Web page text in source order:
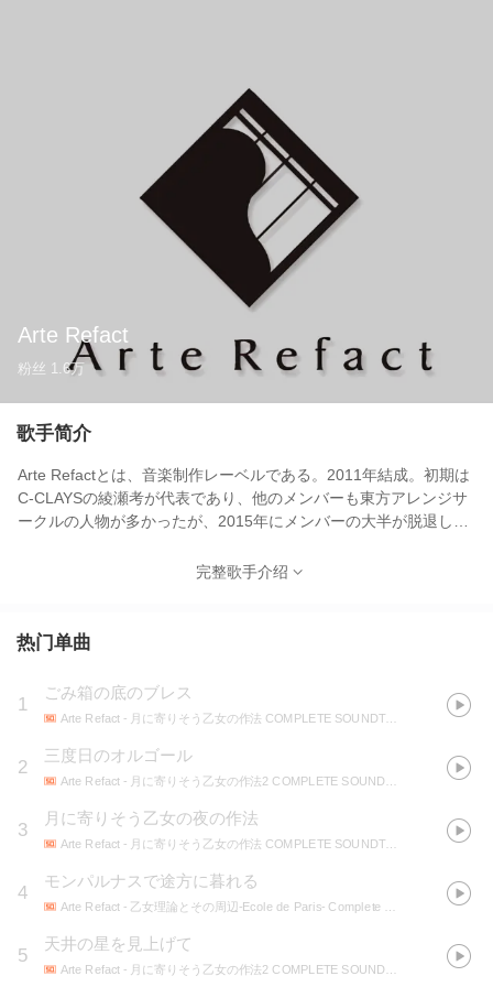
Arte Refact
粉丝 1.6万
歌手简介
Arte Refactとは、音楽制作レーベルである。2011年結成。初期は
C-CLAYSの綾瀬考が代表であり、他のメンバーも東方アレンジサ
ークルの人物が多かったが、2015年にメンバーの大半が脱退し、
薄くなっている。初期は東方アレンジを中心に活動していたが、
完整歌手介绍
热门单曲
1
ごみ箱の底のブレス
Arte Refact - 月に寄りそう乙女の作法 COMPLETE SOUNDTRACK
2
三度日のオルゴール
Arte Refact - 月に寄りそう乙女の作法2 COMPLETE SOUNDTRACK
3
月に寄りそう乙女の夜の作法
Arte Refact - 月に寄りそう乙女の作法 COMPLETE SOUNDTRACK
4
モンパルナスで途方に暮れる
Arte Refact - 乙女理論とその周辺-Ecole de Paris- Complete Soundtrack
5
天井の星を見上げて
Arte Refact - 月に寄りそう乙女の作法2 COMPLETE SOUNDTRACK